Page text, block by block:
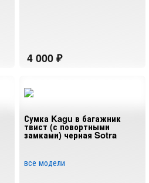
Сумка Kagu в багажник
твист (с повортными
замками) черная Sotra
все модели